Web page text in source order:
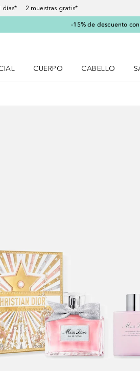
días* 2 muestras gratis*
-15% de descuento
CUERPO
CABELLO